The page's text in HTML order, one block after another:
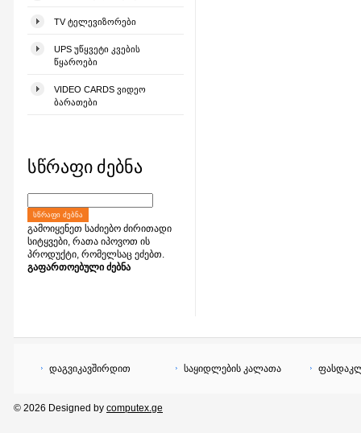
TV ᲢᲔᲚᲔᲕᲘᲖᲝᲠᲔᲑᲘ
UPS ᲣᲬᲧᲕᲔᲢᲘ ᲙᲕᲔᲑᲘᲡ
ᲬᲧᲐᲠᲝᲔᲑᲘ
VIDEO CARDS ᲕᲘᲓᲔᲝ
ᲑᲐᲠᲐᲗᲔᲑᲘ
სწრაფი ძებნა
ᲡᲬᲠᲐᲤᲘ ᲫᲔᲑᲜᲐ
გამოიყენეთ საძიებო ძირითადი
სიტყვები, რათა იპოვოთ ის
პროდუქტი, რომელსაც ეძებთ.
გაფართოებული ძებნა
დაგვიკავშირდით საყიდლების კალათა
© 2026 Designed by computex.ge